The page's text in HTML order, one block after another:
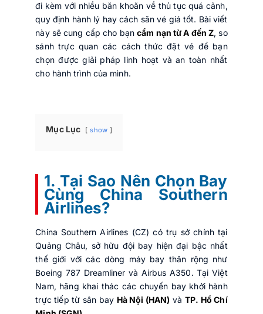
đi kèm với nhiều băn khoăn về thủ tục quá cảnh,
quy định hành lý hay cách săn vé giá tốt. Bài viết
này sẽ cung cấp cho bạncẩm nạn từ A đến Z, so
sánh trực quan các cách thức đặt vé để bạn
chọn được giải pháp linh hoạt và an toàn nhất
cho hành trình của mình.
Mục Lục show
1. Tại Sao Nên Chọn Bay
Cùng China Southern
Airlines?
China Southern Airlines (CZ) có trụ sở chính tại
Quảng Châu, sở hữu đội bay hiện đại bậc nhất
thế giới với các dòng máy bay thân rộng như
Boeing 787 Dreamliner và Airbus A350. Tại Việt
Nam, hãng khai thác các chuyến bay khởi hành
trực tiếp từ sân bay Hà Nội (HAN) và TP. Hồ Chí